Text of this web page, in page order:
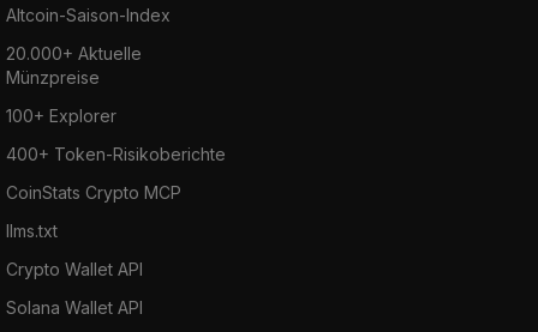
Altcoin-Saison-Index
20.000+ Aktuelle
Münzpreise
100+ Explorer
400+ Token-Risikoberichte
CoinStats Crypto MCP
llms.txt
Crypto Wallet API
Solana Wallet API